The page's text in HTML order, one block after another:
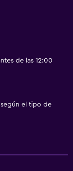
de las 12:00
el tipo de